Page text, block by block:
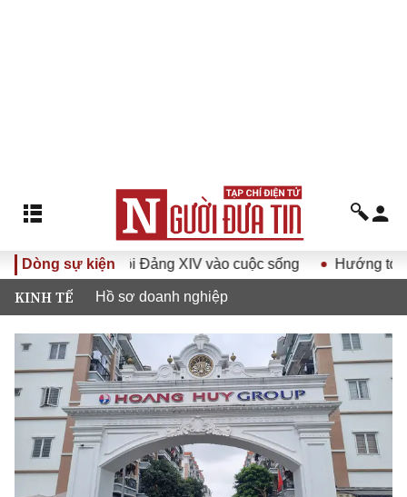
Dòng sự kiện
Đại hội Đảng XIV vào cuộc sống Hướng tới Đại hội
KINH TẾ Hồ sơ doanh nghiệp